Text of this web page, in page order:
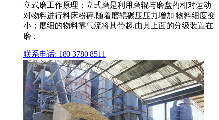
立式磨工作原理：立式磨是利用磨辊与磨盘的相对运动
对物料进行料床粉碎,随着磨辊碾压压力增加,物料细度变
小；磨细的物料靠气流将其带起,由其上面的分级装置在
磨 .
联系电话: 180 3780 8511